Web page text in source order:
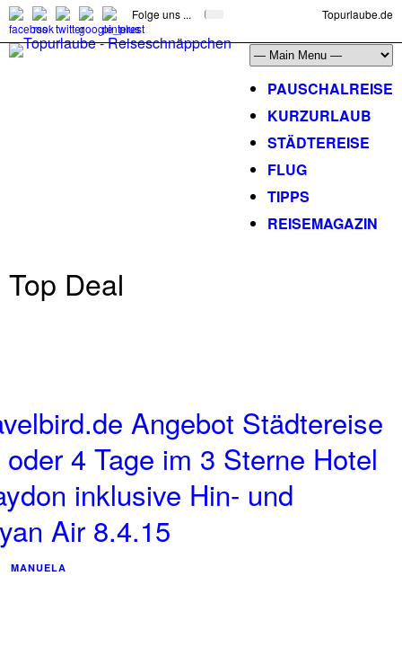
Folge uns ... Topurlaube.de
PAUSCHALREISE
KURZURLAUB
STÄDTEREISE
FLUG
TIPPS
REISEMAGAZIN
Top Deal
Angebot Städtereise
4 Tage im 3 Sterne Hotel
inklusive Hin- und
Air 8.4.15
MANUELA